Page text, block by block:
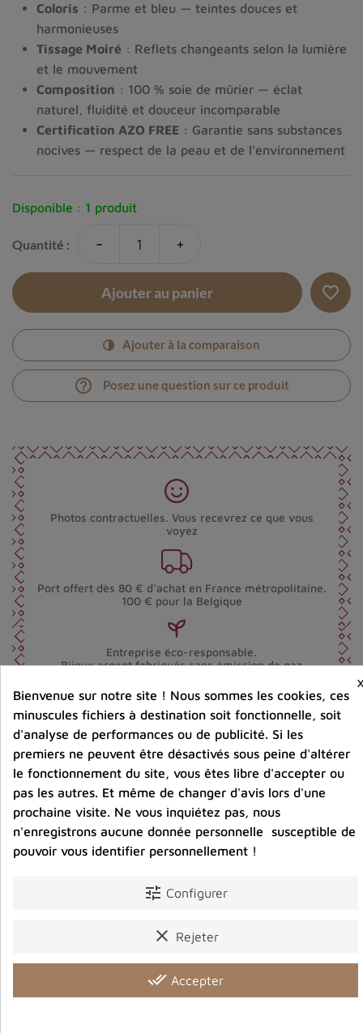
Coloris : Parme et bleu — teintes douces et
harmonieuses
Tissage Moiré : Reflets changeants selon la lumière
et le mouvement
Composition : 100 % soie de mûrier — éclat
naturel, fluidité et douceur incomparable
Certification AZO FREE : Garantie sans substances
nocives — respect de la peau et de l’environnement
Disponible : 1 produit
Quantité : - +
Ajouter au panier favorite_border
Ajouter à la comparaison
help_outline Posez une question sur ce produit
Photos contractuelles. Vous recevrez ce que vous
voyez
Port offert dès 80 € d’achat en France métropolitaine.
100 € pour la Belgique
Entreprise éco-responsable.
Bijoux argent fabriqués sans émission de gaz
Partager :
Description Détails du produit Avis clients
Bienvenue sur notre site ! Nous sommes les cookies, ces
minuscules fichiers à destination soit fonctionnelle, soit
d'analyse de performances ou de publicité. Si les
premiers ne peuvent être désactivés sous peine d'altérer
le fonctionnement du site, vous êtes libre d'accepter ou
pas les autres. Et même de changer d'avis lors d'une
prochaine visite. Ne vous inquiétez pas, nous
n'enregistrons aucune donnée personnelle susceptible de
pouvoir vous identifier personnellement !
tune Configurer
clear Rejeter
done_all Accepter